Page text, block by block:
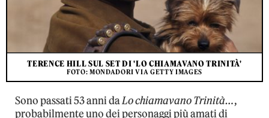
TERENCE HILL SUL SET DI 'LO CHIAMAVANO TRINITÀ'
FOTO: MONDADORI VIA GETTY IMAGES
Sono passati 53 anni daLo chiamavano Trinità…,
probabilmente uno dei personaggi più amati di